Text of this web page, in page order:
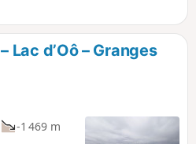
verpassen sollten (achten Sie
der Region besser zu
Lac d’Oô – Granges
-1 469 m